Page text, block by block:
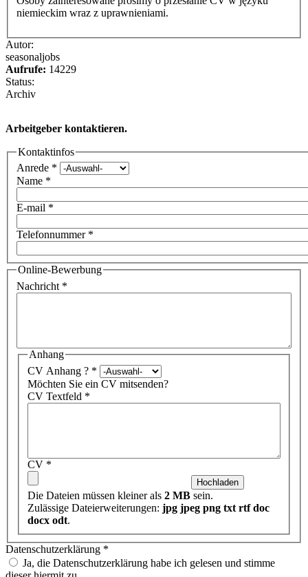
niemieckim wraz z uprawnieniami.
Autor:
seasonaljobs
Aufrufe: 14229
Status:
Archiv
Arbeitgeber kontaktieren.
Kontaktinfos
Anrede *
Name *
E-mail *
Telefonnummer *
Online-Bewerbung
Nachricht *
Anhang
CV Anhang ? *
Möchten Sie ein CV mitsenden?
CV Textfeld *
CV *
Die Dateien müssen kleiner als 2 MB sein.
Zulässige Dateierweiterungen: jpg jpeg png txt rtf doc
docx odt.
Datenschutzerklärung *
Ja, die Datenschutzerklärung habe ich gelesen und stimme